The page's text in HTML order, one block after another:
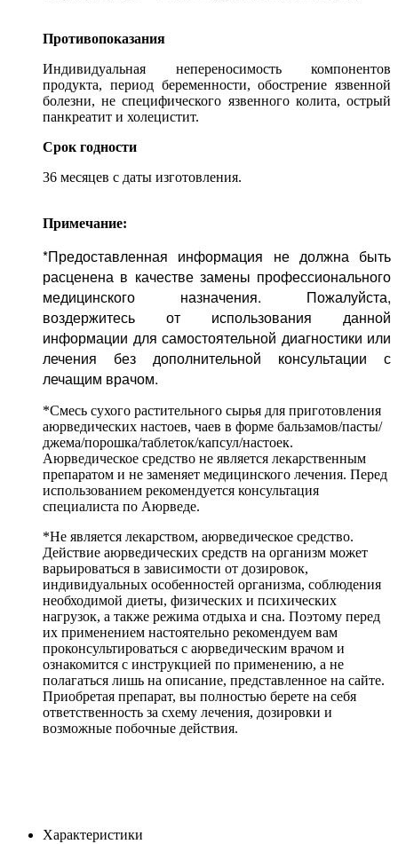
Противопоказания
Индивидуальная непереносимость компонентов
продукта, период беременности, обострение язвенной
болезни, не специфического язвенного колита, острый
панкреатит и холецистит.
Срок годности
36 месяцев с даты изготовления.
Примечание:
*Предоставленная информация не должна быть
расценена в качестве замены профессионального
медицинского назначения. Пожалуйста,
воздержитесь от использования данной
информации для самостоятельной диагностики или
лечения без дополнительной консультации с
лечащим врачом.
*Смесь сухого растительного сырья для приготовления
аюрведических настоев, чаев в форме бальзамов/пасты/
джема/порошка/таблеток/капсул/настоек.
Аюрведическое средство не является лекарственным
препаратом и не заменяет медицинского лечения. Перед
использованием рекомендуется консультация
специалиста по Аюрведе.
*Не является лекарством, аюрведическое средство.
Действие аюрведических средств на организм может
варьироваться в зависимости от дозировок,
индивидуальных особенностей организма, соблюдения
необходимой диеты, физических и психических
нагрузок, а также режима отдыха и сна. Поэтому перед
их применением настоятельно рекомендуем вам
проконсультироваться с аюрведическим врачом и
ознакомится с инструкцией по применению, а не
полагаться лишь на описание, представленное на сайте.
Приобретая препарат, вы полностью берете на себя
ответственность за схему лечения, дозировки и
возможные побочные действия.
Характеристики